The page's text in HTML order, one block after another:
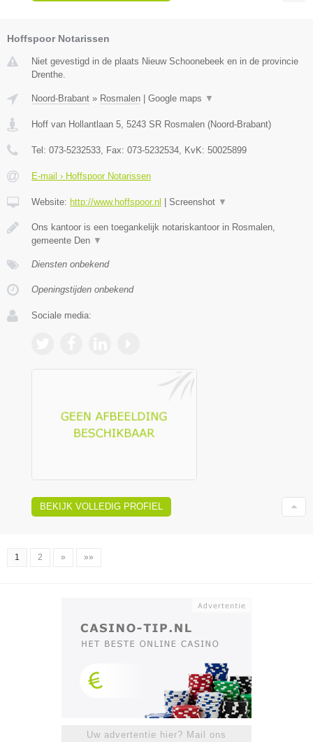
Hoffspoor Notarissen
Niet gevestigd in de plaats Nieuw Schoonebeek en in de provincie
Drenthe.
Noord-Brabant » Rosmalen Google maps ▼
Hoff van Hollantlaan 5, 5243 SR Rosmalen (Noord-Brabant)
Tel: 073-5232533, Fax: 073-5232534, KvK: 50025899
E-mail › Hoffspoor Notarissen
Website: http://www.hoffspoor.nl Screenshot ▼
Ons kantoor is een toegankelijk notariskantoor in Rosmalen,
gemeente Den ▼
Diensten onbekend
Openingstijden onbekend
Sociale media:
BEKIJK VOLLEDIG PROFIEL
1 2 » »»
Uw advertentie hier? Mail ons